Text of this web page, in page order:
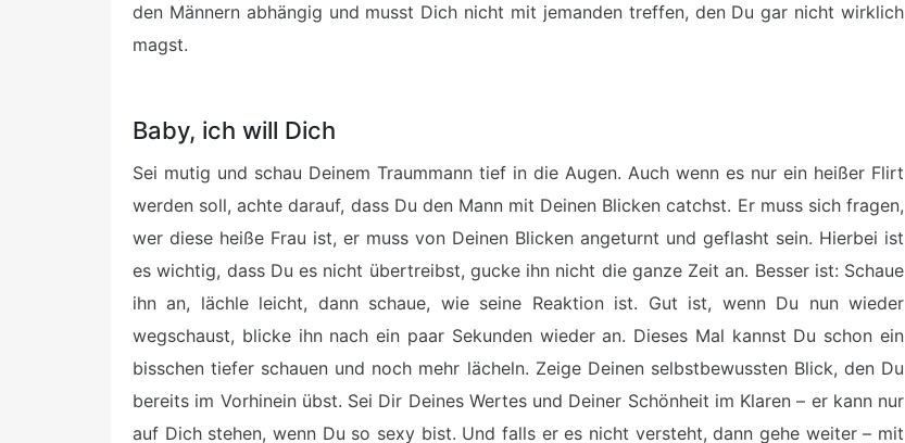
den Männern abhängig und musst Dich nicht mit jemanden treffen, den Du gar nicht wirklich
magst.
Baby, ich will Dich
Sei mutig und schau Deinem Traummann tief in die Augen. Auch wenn es nur ein heißer Flirt
werden soll, achte darauf, dass Du den Mann mit Deinen Blicken catchst. Er muss sich fragen,
wer diese heiße Frau ist, er muss von Deinen Blicken angeturnt und geflasht sein. Hierbei ist
es wichtig, dass Du es nicht übertreibst, gucke ihn nicht die ganze Zeit an. Besser ist: Schaue
ihn an, lächle leicht, dann schaue, wie seine Reaktion ist. Gut ist, wenn Du nun wieder
wegschaust, blicke ihn nach ein paar Sekunden wieder an. Dieses Mal kannst Du schon ein
bisschen tiefer schauen und noch mehr lächeln. Zeige Deinen selbstbewussten Blick, den Du
bereits im Vorhinein übst. Sei Dir Deines Wertes und Deiner Schönheit im Klaren – er kann nur
auf Dich stehen, wenn Du so sexy bist. Und falls er es nicht versteht, dann gehe weiter – mit